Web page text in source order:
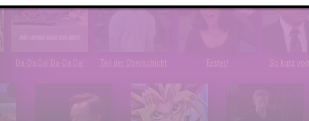
Da-Da Da! Da-Da Da! Teil der Oberschicht Erster! So kurz